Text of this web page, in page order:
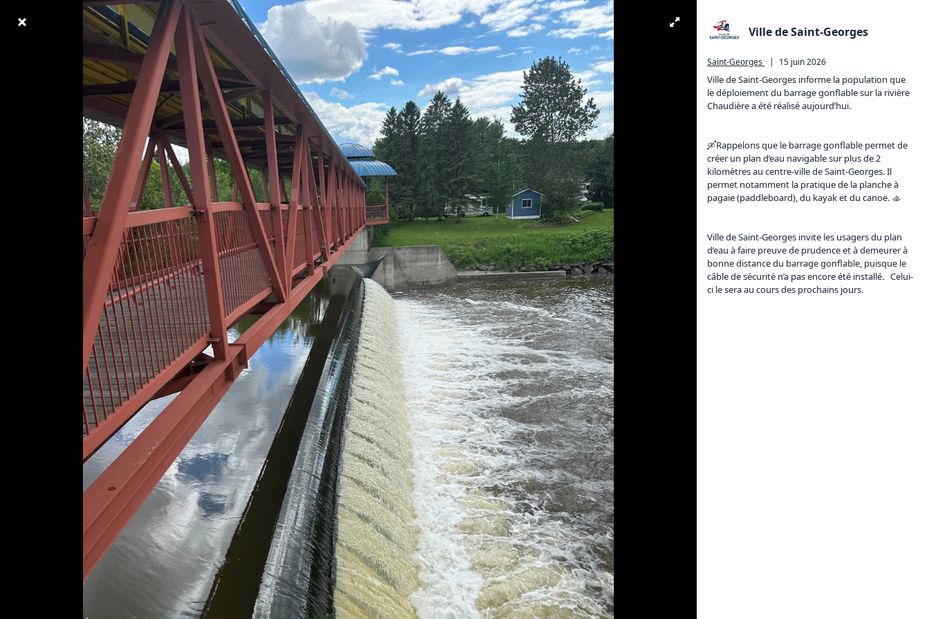
Ville de Saint-Georges
Saint-Georges | 15 juin 2026
Ville de Saint-Georges informe la population que
le déploiement du barrage gonflable sur la rivière
Chaudière a été réalisé aujourd’hui.
🛶Rappelons que le barrage gonflable permet de
créer un plan d’eau navigable sur plus de 2
kilomètres au centre-ville de Saint-Georges. Il
permet notamment la pratique de la planche à
pagaie (paddleboard), du kayak et du canoë. 🚣
Ville de Saint-Georges invite les usagers du plan
d’eau à faire preuve de prudence et à demeurer à
bonne distance du barrage gonflable, puisque le
câble de sécurité n’a pas encore été installé.   Celui-
ci le sera au cours des prochains jours.